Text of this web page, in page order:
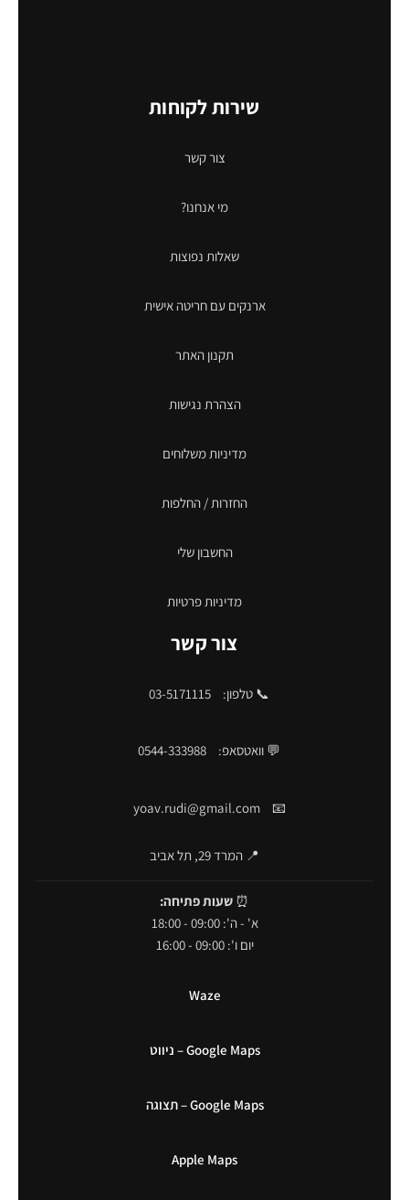
שירות לקוחות
צור קשר
מי אנחנו?
שאלות נפוצות
ארנקים עם חריטה אישית
תקנון האתר
הצהרת נגישות
מדיניות משלוחים
החזרות / החלפות
החשבון שלי
מדיניות פרטיות
צור קשר
📞 טלפון: 03-5171115
💬 וואטסאפ: 0544-333988
📧
yoav.rudi@gmail.com
📍 המרד 29, תל אביב
⏰ שעות פתיחה:
א' - ה': 09:00 - 18:00
יום ו': 09:00 - 16:00
Waze
Google Maps – ניווט
Google Maps – תצוגה
Apple Maps